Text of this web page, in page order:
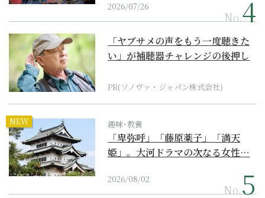
2026/07/26
No.
「ヤブサメの声をもう一度聴きた
い」が補聴器チャレンジの後押し
PR(ソノヴァ・ジャパン株式会社)
NEW 趣味･教養
「卑弥呼」「藤原薬子」「満天
姫」。大河ドラマの次なる女性…
2026/08/02
No.